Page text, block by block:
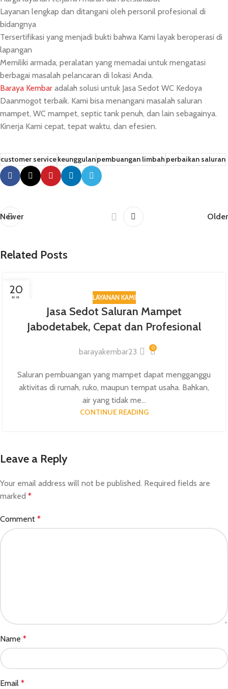
Layanan lengkap dan ditangani oleh personil profesional di
bidangnya
Tersertifikasi yang menjadi bukti bahwa Kami layak beroperasi di
lapangan
Memiliki armada, peralatan yang memadai untuk mengatasi
berbagai masalah pelancaran di lokasi Anda.
Baraya Kembar adalah solusi untuk Jasa Sedot WC Kedoya
Daanmogot terbaik. Kami bisa menangani masalah saluran
mampet, WC mampet, septic tank penuh, dan lain sebagainya.
Kinerja Kami cepat, tepat waktu, dan efesien.
customer servicekeunggulanpembuangan limbahperbaikan saluran
Newer Older
Related Posts
20
JUL LAYANAN KAMI
Jasa Sedot Saluran Mampet
Jabodetabek, Cepat dan Profesional
barayakembar23 0
Saluran pembuangan yang mampet dapat mengganggu
aktivitas di rumah, ruko, maupun tempat usaha. Bahkan,
air yang tidak me...
CONTINUE READING
Leave a Reply
Your email address will not be published. Required fields are
marked *
Comment *
Name *
Email *